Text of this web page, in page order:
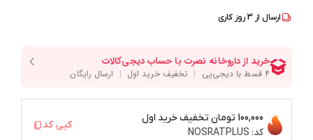
ارسال از 3روز کاری
100,000 تومان
تخفیف خرید اول
کد: NOSRATPLUS
کپی کد